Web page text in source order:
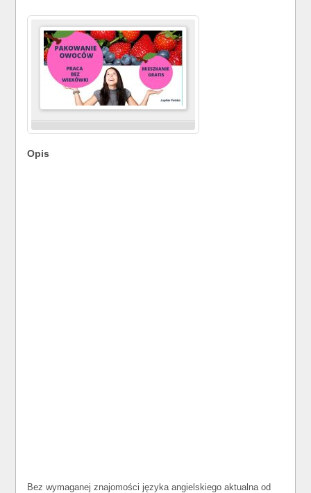
Opis
Bez wymaganej znajomości języka angielskiego aktualna od